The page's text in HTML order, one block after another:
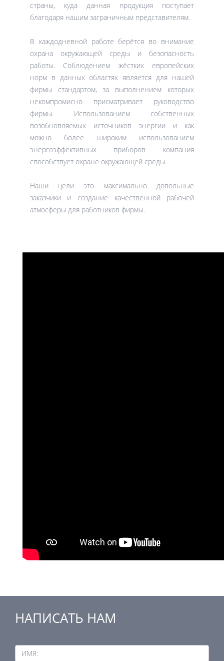
страны, куда данная продукция поступает
благодаря нашим заграничным представителям.
В каждодневной работе берётся во внимание
охрана окружающей среды и безопасность
работы. Соблюдением жёстких европейских
норм в данных областях является для нашей
фирмы стандартом, за выполнением которых
некомпромисно присматривает руководство
фирмы. Использованием собственных
возобновляемых источников энергии и как
можно более широким использованием
энергоэффективных приборов компания
способствует охране окружающей среды.
Наши цели это максимально довольные
заказчики и создание качественной рабочей
атмосферы для работников фирмы.
НАПИСАТЬ НАМ
ИМЯ: